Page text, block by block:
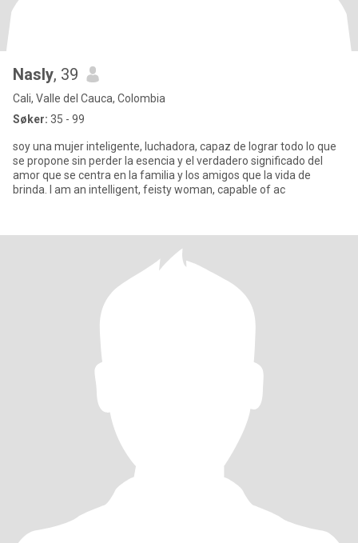
Nasly, 39
Cali, Valle del Cauca, Colombia
Søker: 35 - 99
soy una mujer inteligente, luchadora, capaz de lograr todo lo que
se propone sin perder la esencia y el verdadero significado del
amor que se centra en la familia y los amigos que la vida de
brinda. I am an intelligent, feisty woman, capable of ac